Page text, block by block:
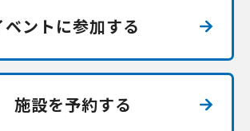
ベントに参加する
施設を予約する